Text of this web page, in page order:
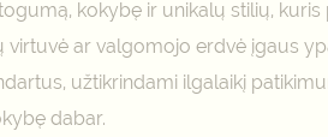
kokybę ir unikalų stilių,
ar valgomojo erdvė įgaus
užtikrindami ilgalaikį
dabar.